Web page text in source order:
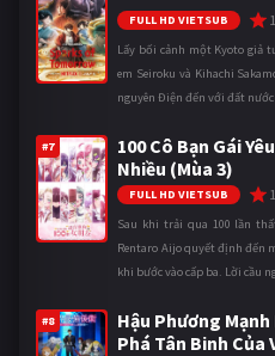
FULL HD VIETSUB
Lấy bối cảnh một Kyoto giả
em Seiroku và Kihachi
nguyên Điện đến với đất
#7
100 Cô Bạn Gái
Nhiều (Mùa 3)
FULL HD VIETSUB
Sau khi trải qua 100 lần
Rentaro Aijo quyết định đến
khi bước vào cấp ba. Lời cầu
#8
Hậu Phương
Phá Tân Binh Của